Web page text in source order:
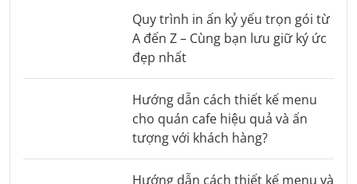
Quy trình in ấn kỷ yếu trọn gói từ
A đến Z – Cùng bạn lưu giữ ký ức
đẹp nhất
Hướng dẫn cách thiết kế menu
cho quán cafe hiệu quả và ấn
tượng với khách hàng?
Hướng dẫn cách thiết kế menu và